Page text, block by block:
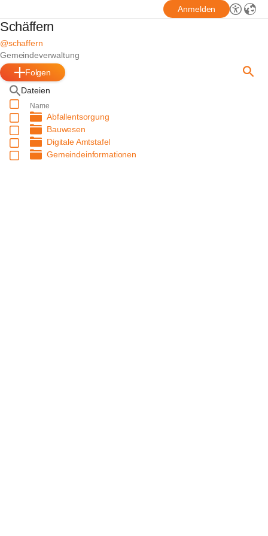
Anmelden
Schäffern
@schaffern
Gemeindeverwaltung
Folgen
Dateien
Name
Abfallentsorgung
Bauwesen
Digitale Amtstafel
Gemeindeinformationen